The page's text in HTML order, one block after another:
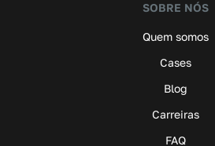
SOBRE NÓS
Quem somos
Cases
Blog
Carreiras
FAQ